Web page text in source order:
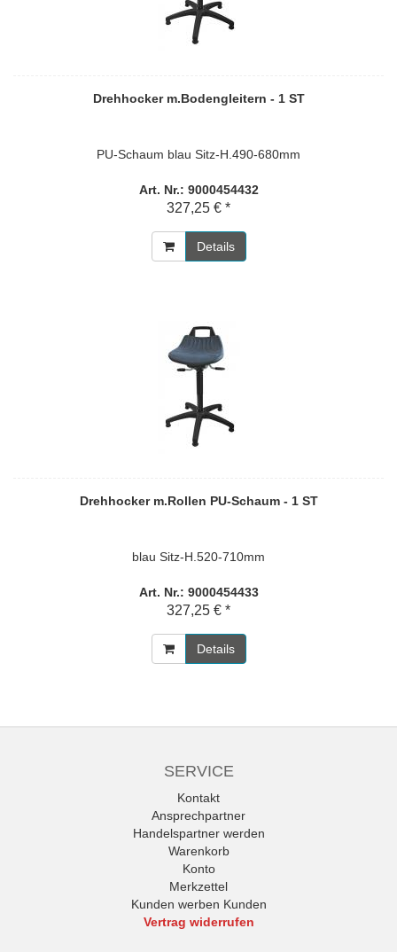
Drehhocker m.Bodengleitern - 1 ST
PU-Schaum blau Sitz-H.490-680mm
Art. Nr.: 9000454432
327,25 € *
Details
Drehhocker m.Rollen PU-Schaum - 1 ST
blau Sitz-H.520-710mm
Art. Nr.: 9000454433
327,25 € *
Details
SERVICE
Kontakt
Ansprechpartner
Handelspartner werden
Warenkorb
Konto
Merkzettel
Kunden werben Kunden
Vertrag widerrufen